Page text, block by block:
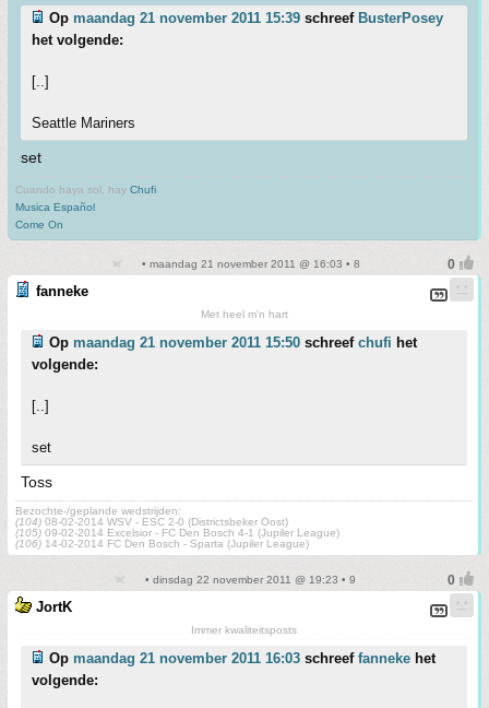
Op maandag 21 november 2011 15:39 schreef BusterPosey
het volgende:
[..]
Seattle Mariners
set
Cuando haya sol, hay Chufi
Musica Español
Come On
• maandag 21 november 2011 @ 16:03 • 8
fanneke
Met heel m'n hart
Op maandag 21 november 2011 15:50 schreef chufi het
volgende:
[..]
set
Toss
Bezochte-/geplande wedstrijden:
(104) 08-02-2014 WSV - ESC 2-0 (Districtsbeker Oost)
(105) 09-02-2014 Excelsior - FC Den Bosch 4-1 (Jupiler League)
(106) 14-02-2014 FC Den Bosch - Sparta (Jupiler League)
• dinsdag 22 november 2011 @ 19:23 • 9
JortK
Immer kwaliteitsposts
Op maandag 21 november 2011 16:03 schreef fanneke het
volgende: